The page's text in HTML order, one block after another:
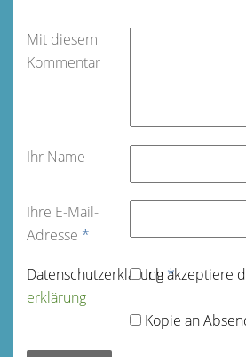
Mit diesem
Kommentar
Ihr Name
Ihre E-Mail-
Adresse *
Datenschutz­erklärung*
Ich akzeptiere
erklärung
Kopie an